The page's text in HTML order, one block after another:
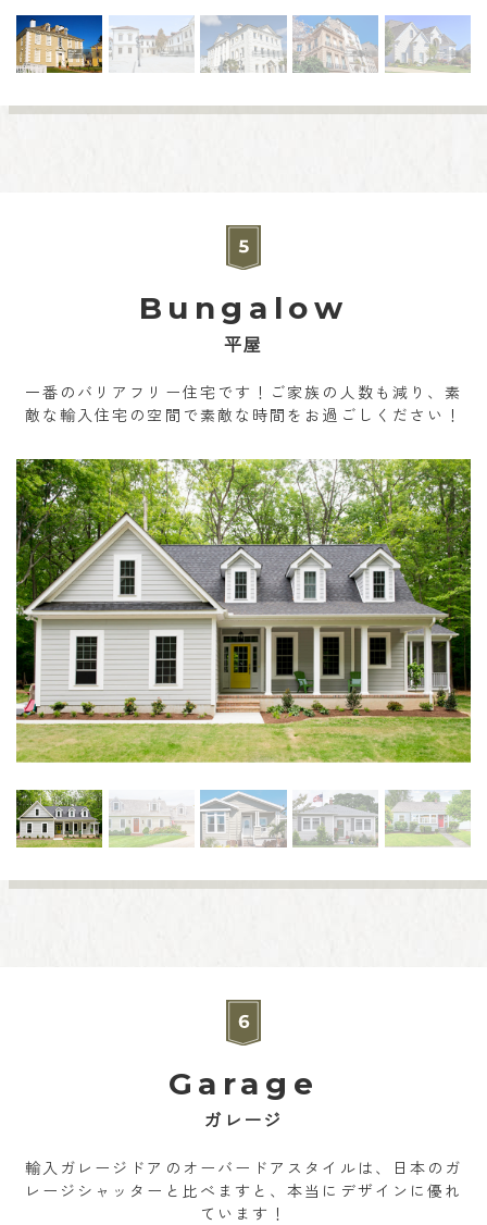
Bungalow
平屋
一番のバリアフリー住宅です！ご家族の人数も減り、素
敵な輸入住宅の空間で素敵な時間をお過ごしください！
Garage
ガレージ
輸入ガレージドアのオーバードアスタイルは、日本のガ
レージシャッターと比べますと、本当にデザインに優れ
ています！